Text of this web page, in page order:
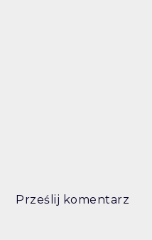
Prześlij komentarz